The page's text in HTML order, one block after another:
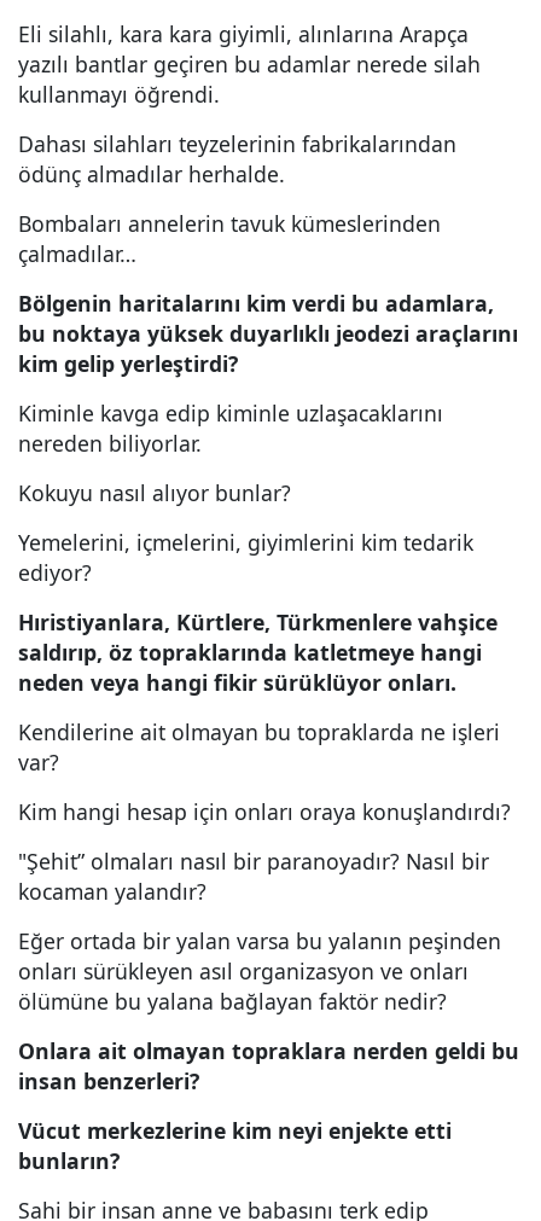
Eli silahlı, kara kara giyimli, alınlarına Arapça
yazılı bantlar geçiren bu adamlar nerede silah
kullanmayı öğrendi.
Dahası silahları teyzelerinin fabrikalarından
ödünç almadılar herhalde.
Bombaları annelerin tavuk kümeslerinden
çalmadılar…
Bölgenin haritalarını kim verdi bu adamlara,
bu noktaya yüksek duyarlıklı jeodezi araçlarını
kim gelip yerleştirdi?
Kiminle kavga edip kiminle uzlaşacaklarını
nereden biliyorlar.
Kokuyu nasıl alıyor bunlar?
Yemelerini, içmelerini, giyimlerini kim tedarik
ediyor?
Hıristiyanlara, Kürtlere, Türkmenlere vahşice
saldırıp, öz topraklarında katletmeye hangi
neden veya hangi fikir sürüklüyor onları.
Kendilerine ait olmayan bu topraklarda ne işleri
var?
Kim hangi hesap için onları oraya konuşlandırdı?
"Şehit” olmaları nasıl bir paranoyadır? Nasıl bir
kocaman yalandır?
Eğer ortada bir yalan varsa bu yalanın peşinden
onları sürükleyen asıl organizasyon ve onları
ölümüne bu yalana bağlayan faktör nedir?
Onlara ait olmayan topraklara nerden geldi bu
insan benzerleri?
Vücut merkezlerine kim neyi enjekte etti
bunların?
Sahi bir insan anne ve babasını terk edip